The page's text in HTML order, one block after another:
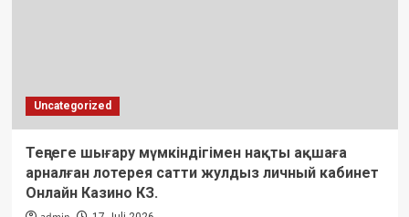
Uncategorized
Теңгеге шығару мүмкіндігімен нақты ақшаға
арналған лотерея сатти жулдыз личный кабинет
Онлайн Казино КЗ.